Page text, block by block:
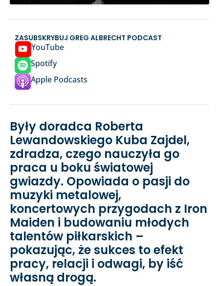
ZASUBSKRYBUJ GREG ALBRECHT PODCAST
YouTube
Spotify
Apple Podcasts
Były doradca Roberta
Lewandowskiego Kuba Zajdel,
zdradza, czego nauczyła go
praca u boku światowej
gwiazdy. Opowiada o pasji do
muzyki metalowej,
koncertowych przygodach z Iron
Maiden i budowaniu młodych
talentów piłkarskich –
pokazując, że sukces to efekt
pracy, relacji i odwagi, by iść
własną drogą.